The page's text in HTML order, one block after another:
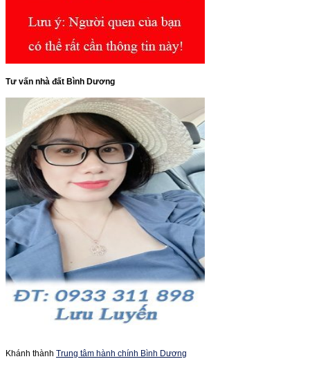
Tư vấn nhà đất Bình Dương
Khánh thành Trung tâm hành chính Bình Dương